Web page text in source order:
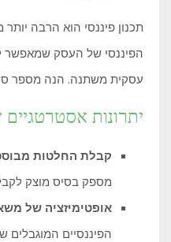
תכנון פיננסי הוא הרבה
הפיננסי של העסק שמאפשר
עסקית משתנה. הנה מספר
יתרונות אסטרטגיים
קבלת החלטות
מספק בסיס מוצק
אופטימיזציה של
הפיננסיים המוגבלים